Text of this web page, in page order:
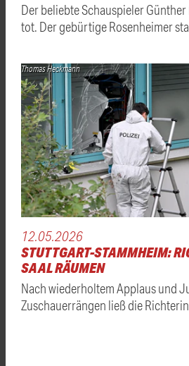
Der beliebte Schauspieler
tot. Der gebürtige Rosenheimer
Thomas Heckmann
12.05.2026
STUTTGART-STAMMHEIM:
SAAL RÄUMEN
Nach wiederholtem Applaus und
Zuschauerrängen ließ die